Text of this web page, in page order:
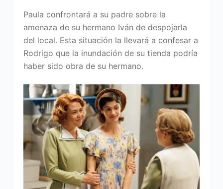
Paula confrontará a su padre sobre la
amenaza de su hermano Iván de despojarla
del local. Esta situación la llevará a confesar a
Rodrigo que la inundación de su tienda podría
haber sido obra de su hermano.